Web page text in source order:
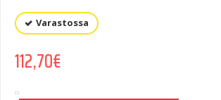
Varastossa
112,70€